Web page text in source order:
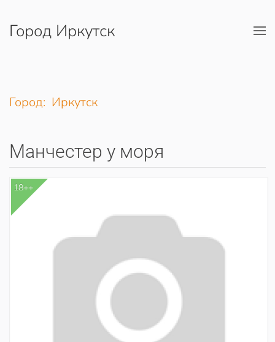
Перейти к содержимому
Город Иркутск
Город: Иркутск
Манчестер у моря
18++